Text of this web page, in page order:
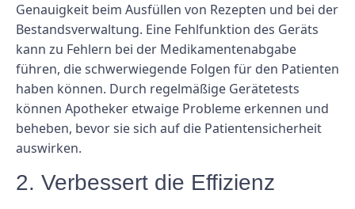
Genauigkeit beim Ausfüllen von Rezepten und bei der
Bestandsverwaltung. Eine Fehlfunktion des Geräts
kann zu Fehlern bei der Medikamentenabgabe
führen, die schwerwiegende Folgen für den Patienten
haben können. Durch regelmäßige Gerätetests
können Apotheker etwaige Probleme erkennen und
beheben, bevor sie sich auf die Patientensicherheit
auswirken.
2. Verbessert die Effizienz